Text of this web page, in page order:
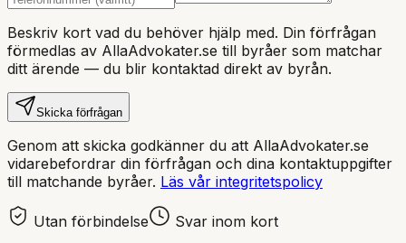
Beskriv kort vad du behöver hjälp med. Din förfrågan
förmedlas av AllaAdvokater.se till byråer som matchar
ditt ärende — du blir kontaktad direkt av byrån.
Skicka förfrågan
Genom att skicka godkänner du att AllaAdvokater.se
vidarebefordrar din förfrågan och dina kontaktuppgifter
till matchande byråer. Läs vår integritetspolicy
Utan förbindelse
Svar inom kort